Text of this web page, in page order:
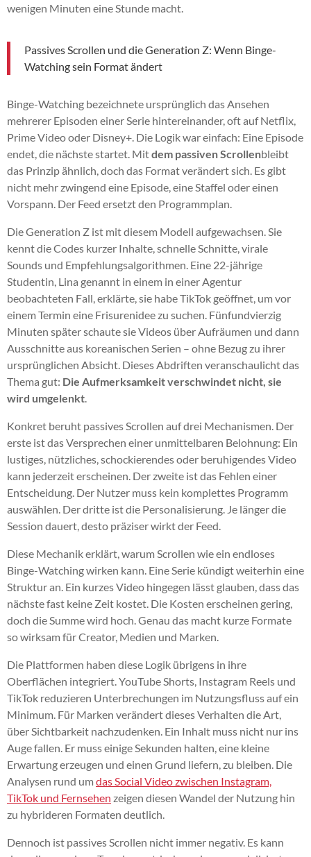
wenigen Minuten eine Stunde macht.
Passives Scrollen und die Generation Z: Wenn Binge-
Watching sein Format ändert
Binge-Watching bezeichnete ursprünglich das Ansehen
mehrerer Episoden einer Serie hintereinander, oft auf Netflix,
Prime Video oder Disney+. Die Logik war einfach: Eine Episode
endet, die nächste startet. Mitdem passiven Scrollenbleibt
das Prinzip ähnlich, doch das Format verändert sich. Es gibt
nicht mehr zwingend eine Episode, eine Staffel oder einen
Vorspann. Der Feed ersetzt den Programmplan.
Die Generation Z ist mit diesem Modell aufgewachsen. Sie
kennt die Codes kurzer Inhalte, schnelle Schnitte, virale
Sounds und Empfehlungsalgorithmen. Eine 22-jährige
Studentin, Lina genannt in einem in einer Agentur
beobachteten Fall, erklärte, sie habe TikTok geöffnet, um vor
einem Termin eine Frisurenidee zu suchen. Fünfundvierzig
Minuten später schaute sie Videos über Aufräumen und dann
Ausschnitte aus koreanischen Serien – ohne Bezug zu ihrer
ursprünglichen Absicht. Dieses Abdriften veranschaulicht das
Thema gut: Die Aufmerksamkeit verschwindet nicht, sie
wird umgelenkt
Konkret beruht passives Scrollen auf drei Mechanismen. Der
erste ist das Versprechen einer unmittelbaren Belohnung: Ein
lustiges, nützliches, schockierendes oder beruhigendes Video
kann jederzeit erscheinen. Der zweite ist das Fehlen einer
Entscheidung. Der Nutzer muss kein komplettes Programm
auswählen. Der dritte ist die Personalisierung. Je länger die
Session dauert, desto präziser wirkt der Feed.
Diese Mechanik erklärt, warum Scrollen wie ein endloses
Binge-Watching wirken kann. Eine Serie kündigt weiterhin eine
Struktur an. Ein kurzes Video hingegen lässt glauben, dass das
nächste fast keine Zeit kostet. Die Kosten erscheinen gering,
doch die Summe wird hoch. Genau das macht kurze Formate
so wirksam für Creator, Medien und Marken.
Die Plattformen haben diese Logik übrigens in ihre
Oberflächen integriert. YouTube Shorts, Instagram Reels und
TikTok reduzieren Unterbrechungen im Nutzungsfluss auf ein
Minimum. Für Marken verändert dieses Verhalten die Art,
über Sichtbarkeit nachzudenken. Ein Inhalt muss nicht nur ins
Auge fallen. Er muss einige Sekunden halten, eine kleine
Erwartung erzeugen und einen Grund liefern, zu bleiben. Die
Analysen rund umdas Social Video zwischen Instagram,
TikTok und Fernsehen zeigen diesen Wandel der Nutzung hin
zu hybrideren Formaten deutlich.
Dennoch ist passives Scrollen nicht immer negativ. Es kann